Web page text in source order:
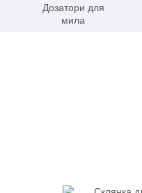
Дозатори для
мила